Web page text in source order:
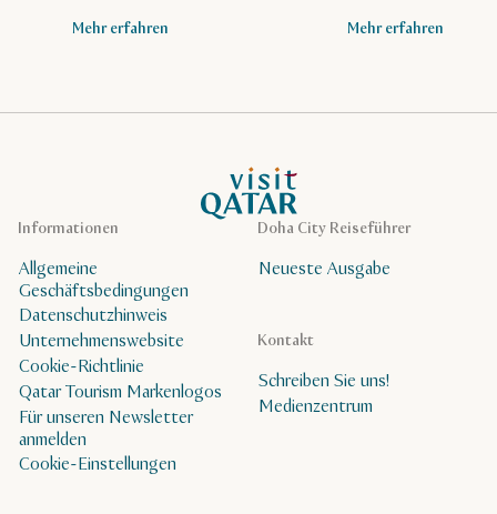
Mehr erfahren Mehr erfahren
VisitQatar Homepage
Doha City Reiseführer
Neueste Ausgabe
Kontakt
Schreiben Sie uns!
Medienzentrum
Informationen
Allgemeine
Geschäftsbedingungen
Datenschutzhinweis
Unternehmenswebsite
Cookie-Richtlinie
Qatar Tourism Markenlogos
Für unseren Newsletter
anmelden
Cookie-Einstellungen